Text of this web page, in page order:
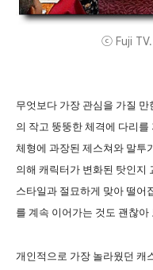
ⓒ Fuji
무엇보다 가장 관심을 가질
의 작고 뚱뚱한 체격에 다리
체형에 과장된 제스쳐와 말투
의해 캐릭터가 변화된 탓인지
스타일과 절묘하게 맞아 떨어
를 계속 이어가는 것도 괜찮아
개인적으로 가장 놀라웠던 캐